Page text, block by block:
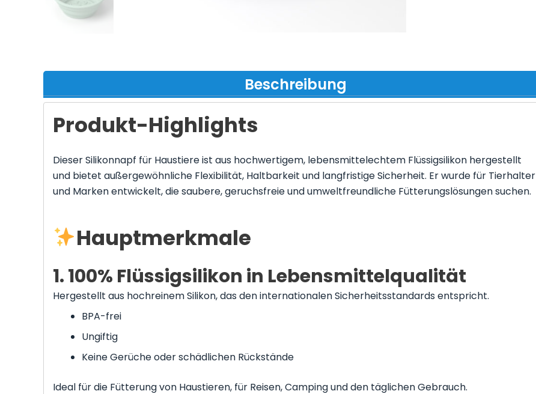
Beschreibung
Produkt-Highlights
Dieser Silikonnapf für Haustiere ist aus hochwertigem, lebensmittelechtem Flüssigsilikon hergestellt
und bietet außergewöhnliche Flexibilität, Haltbarkeit und langfristige Sicherheit. Er wurde für Tierhalter
und Marken entwickelt, die saubere, geruchsfreie und umweltfreundliche Fütterungslösungen suchen.
Hauptmerkmale
1. 100% Flüssigsilikon in Lebensmittelqualität
Hergestellt aus hochreinem Silikon, das den internationalen Sicherheitsstandards entspricht.
BPA-frei
Ungiftig
Keine Gerüche oder schädlichen Rückstände
Ideal für die Fütterung von Haustieren, für Reisen, Camping und den täglichen Gebrauch.